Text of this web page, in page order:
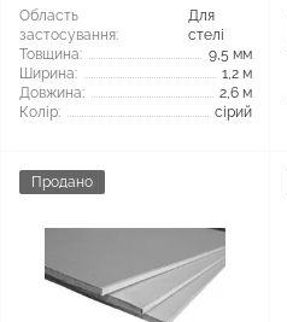
Область
застосування:
Для
стелі
Товщина:
9,5 мм
Ширина:
1,2 м
Довжина:
2,6 м
Колір:
сірий
Продано